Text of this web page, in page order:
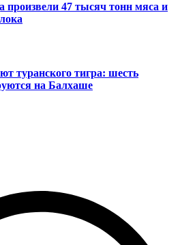
произвели 47 тысяч тонн мяса и
туранского тигра: шесть
на Балхаше